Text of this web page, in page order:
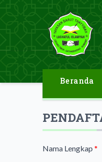
Beranda
Nama Lengkap *